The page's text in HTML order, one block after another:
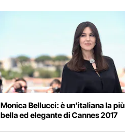
Monica Bellucci: è un’italiana la più
bella ed elegante di Cannes 2017